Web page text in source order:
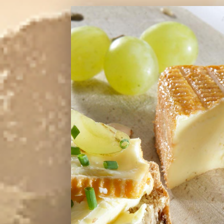
Ingrediënten voor 2 à 4
personen
Remoudou Hervekaas (200 g)
2 eetlepels gepelde amandelen
3 eetlepels zoete, witte wijn
(Monbazillac of andere)
Zwarte peper